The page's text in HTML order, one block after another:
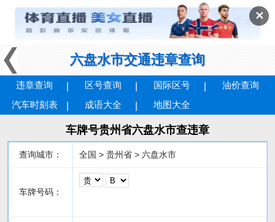
✕
六盘水市交通违章查询
违章查询 区号查询 国际区号
油价查询
汽车时刻表
成语大全 地图大全
车牌号贵州省六盘水市查违章
查询城市： 全国 > 贵州省 > 六盘水市
车牌号码：